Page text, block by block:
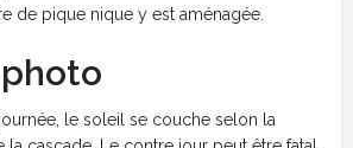
de pique nique y est aménagée.
le soleil se couche selon la